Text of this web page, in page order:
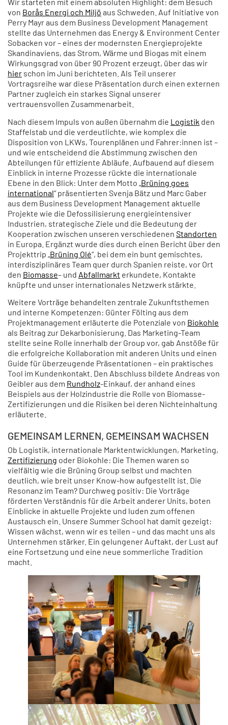
Wir starteten mit einem absoluten Highlight: dem Besuch
von Borås Energi och Miljö aus Schweden. Auf Initiative von
Perry Mayr aus dem Business Development Management
stellte das Unternehmen das Energy & Environment Center
Sobacken vor – eines der modernsten Energieprojekte
Skandinaviens, das Strom, Wärme und Biogas mit einem
Wirkungsgrad von über 90 Prozent erzeugt, über das wir
hier schon im Juni berichteten. Als Teil unserer
Vortragsreihe war diese Präsentation durch einen externen
Partner zugleich ein starkes Signal unserer
vertrauensvollen Zusammenarbeit.
Nach diesem Impuls von außen übernahm die Logistik den
Staffelstab und die verdeutlichte, wie komplex die
Disposition von LKWs, Tourenplänen und Fahrer:innen ist –
und wie entscheidend die Abstimmung zwischen den
Abteilungen für effiziente Abläufe. Aufbauend auf diesem
Einblick in interne Prozesse rückte die internationale
Ebene in den Blick: Unter dem Motto „Brüning goes
international“ präsentierten Svenja Bätz und Marc Gaber
aus dem Business Development Management aktuelle
Projekte wie die Defossilisierung energieintensiver
Industrien, strategische Ziele und die Bedeutung der
Kooperation zwischen unseren verschiedenen Standorten
in Europa. Ergänzt wurde dies durch einen Bericht über den
Projekttrip „Brüning Olé“, bei dem ein bunt gemischtes,
interdisziplinäres Team quer durch Spanien reiste, vor Ort
den Biomasse– und Abfallmarkt erkundete, Kontakte
knüpfte und unser internationales Netzwerk stärkte.
Weitere Vorträge behandelten zentrale Zukunftsthemen
und interne Kompetenzen: Günter Fölting aus dem
Projektmanagement erläuterte die Potenziale von Biokohle
als Beitrag zur Dekarbonisierung. Das Marketing-Team
stellte seine Rolle innerhalb der Group vor, gab Anstöße für
die erfolgreiche Kollaboration mit anderen Units und einen
Guide für überzeugende Präsentationen – ein praktisches
Tool im Kundenkontakt. Den Abschluss bildete Andreas von
Geibler aus dem Rundholz-Einkauf, der anhand eines
Beispiels aus der Holzindustrie die Rolle von Biomasse-
Zertifizierungen und die Risiken bei deren Nichteinhaltung
erläuterte.
GEMEINSAM LERNEN, GEMEINSAM WACHSEN
Ob Logistik, internationale Marktentwicklungen, Marketing,
Zertifizierung oder Biokohle: Die Themen waren so
vielfältig wie die Brüning Group selbst und machten
deutlich, wie breit unser Know-how aufgestellt ist. Die
Resonanz im Team? Durchweg positiv: Die Vorträge
förderten Verständnis für die Arbeit anderer Units, boten
Einblicke in aktuelle Projekte und luden zum offenen
Austausch ein. Unsere Summer School hat damit gezeigt:
Wissen wächst, wenn wir es teilen – und das macht uns als
Unternehmen stärker. Ein gelungener Auftakt, der Lust auf
eine Fortsetzung und eine neue sommerliche Tradition
macht.